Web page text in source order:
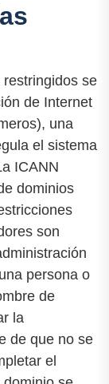
se
de Internet
una
el sistema
ICANN
dominios
son
persona o
de
la
de que no se
el